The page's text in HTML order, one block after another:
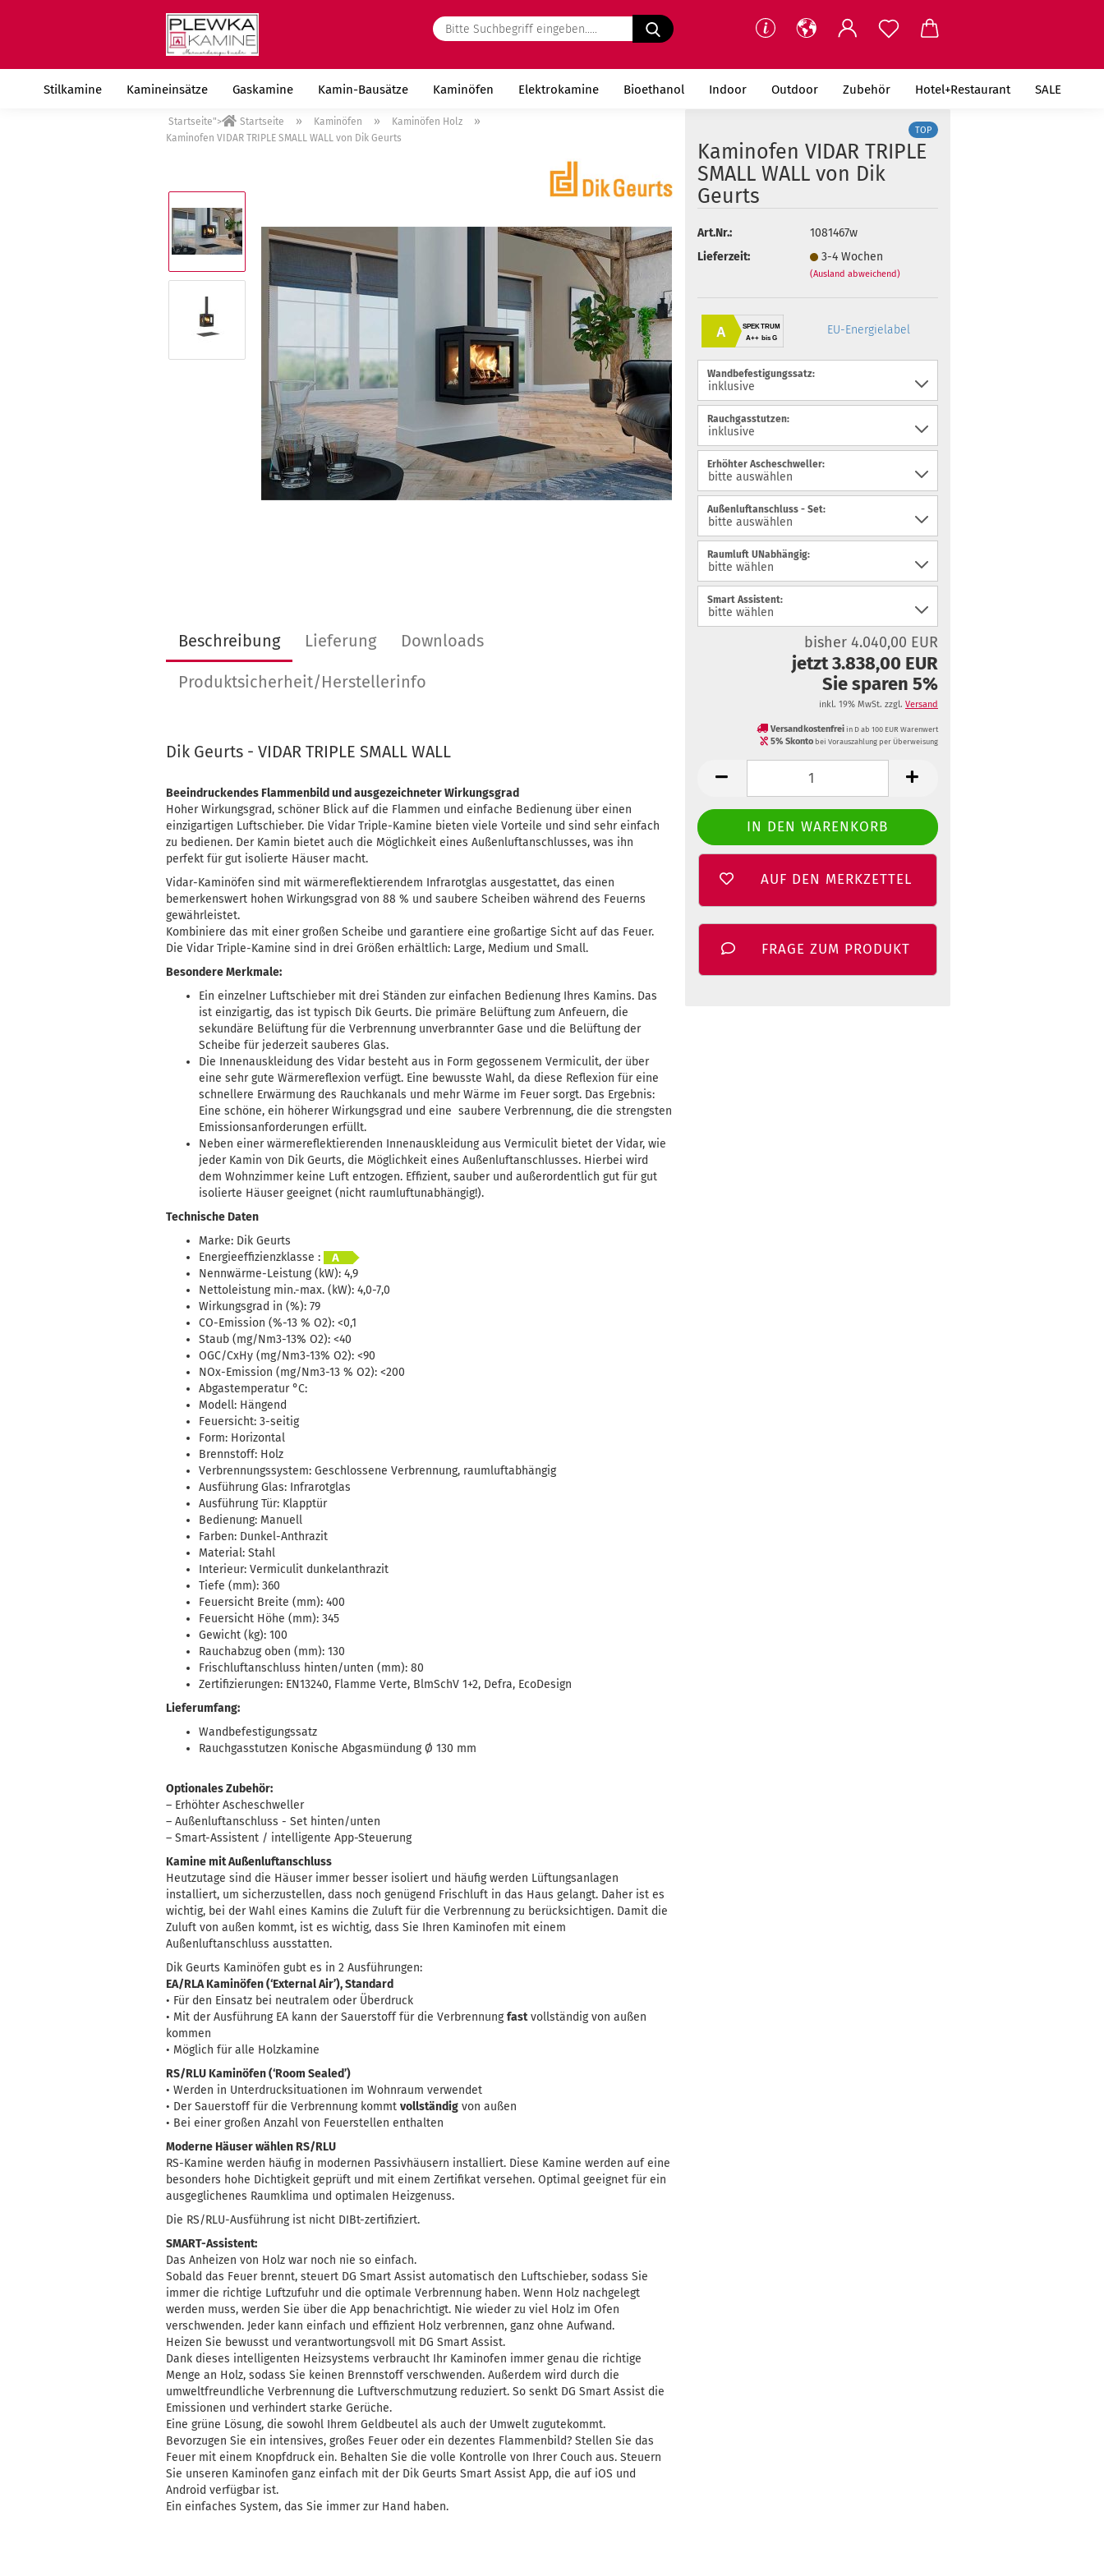
Bitte
Suchbegriff
Stilkamine Kamineinsätze Gaskamine Kamin-Bausätze Kaminöfen Elektrokamine Bioethanol Indoor Outdoor Zubehör Hotel+Restaurant SALE
Startseite"> Startseite » Kaminöfen » Kaminöfen Holz »
Kaminofen VIDAR TRIPLE SMALL WALL von Dik Geurts
TOP
Kaminofen VIDAR TRIPLE
SMALL WALL von Dik
Geurts
Art.Nr.:
1081467w
Lieferzeit:
3-4 Wochen
(Ausland abweichend)
A
SPEKTRUM
A++ bis G
EU-Energielabel
Wandbefestigungssatz:
Rauchgasstutzen:
Erhöhter Ascheschweller:
Außenluftanschluss - Set:
Raumluft UNabhängig:
Smart Assistent:
bisher 4.040,00 EUR
jetzt 3.838,00 EUR
Sie sparen 5%
inkl. 19% MwSt. zzgl. Versand
Versandkostenfrei in D ab 100 EUR Warenwert
5% Skonto bei Vorauszahlung per Überweisung
AUF DEN MERKZETTEL
FRAGE ZUM PRODUKT
Beschreibung Lieferung Downloads
Produktsicherheit/Herstellerinfo
Dik Geurts - VIDAR TRIPLE SMALL WALL
Beeindruckendes Flammenbild und ausgezeichneter Wirkungsgrad
Hoher Wirkungsgrad, schöner Blick auf die Flammen und einfache Bedienung über einen
einzigartigen Luftschieber. Die Vidar Triple-Kamine bieten viele Vorteile und sind sehr einfach
zu bedienen. Der Kamin bietet auch die Möglichkeit eines Außenluftanschlusses, was ihn
perfekt für gut isolierte Häuser macht.
Vidar-Kaminöfen sind mit wärmereflektierendem Infrarotglas ausgestattet, das einen
bemerkenswert hohen Wirkungsgrad von 88 % und saubere Scheiben während des Feuerns
gewährleistet.
Kombiniere das mit einer großen Scheibe und garantiere eine großartige Sicht auf das Feuer.
Die Vidar Triple-Kamine sind in drei Größen erhältlich: Large, Medium und Small.
Besondere Merkmale:
Ein einzelner Luftschieber mit drei Ständen zur einfachen Bedienung Ihres Kamins. Das
ist einzigartig, das ist typisch Dik Geurts. Die primäre Belüftung zum Anfeuern, die
sekundäre Belüftung für die Verbrennung unverbrannter Gase und die Belüftung der
Scheibe für jederzeit sauberes Glas.
Die Innenauskleidung des Vidar besteht aus in Form gegossenem Vermiculit, der über
eine sehr gute Wärmereflexion verfügt. Eine bewusste Wahl, da diese Reflexion für eine
schnellere Erwärmung des Rauchkanals und mehr Wärme im Feuer sorgt. Das Ergebnis:
Eine schöne, ein höherer Wirkungsgrad und eine saubere Verbrennung, die die strengsten
Emissionsanforderungen erfüllt.
Neben einer wärmereflektierenden Innenauskleidung aus Vermiculit bietet der Vidar, wie
jeder Kamin von Dik Geurts, die Möglichkeit eines Außenluftanschlusses. Hierbei wird
dem Wohnzimmer keine Luft entzogen. Effizient, sauber und außerordentlich gut für gut
isolierte Häuser geeignet (nicht raumluftunabhängig!).
Technische Daten
Marke: Dik Geurts
Energieeffizienzklasse :
Nennwärme-Leistung (kW): 4,9
Nettoleistung min.-max. (kW): 4,0-7,0
Wirkungsgrad in (%): 79
CO-Emission (%-13 % O2): <0,1
Staub (mg/Nm3-13% O2): <40
OGC/CxHy (mg/Nm3-13% O2): <90
NOx-Emission (mg/Nm3-13 % O2): <200
Abgastemperatur °C:
Modell: Hängend
Feuersicht: 3-seitig
Form: Horizontal
Brennstoff: Holz
Verbrennungssystem: Geschlossene Verbrennung, raumluftabhängig
Ausführung Glas: Infrarotglas
Ausführung Tür: Klapptür
Bedienung: Manuell
Farben: Dunkel-Anthrazit
Material: Stahl
Interieur: Vermiculit dunkelanthrazit
Tiefe (mm): 360
Feuersicht Breite (mm): 400
Feuersicht Höhe (mm): 345
Gewicht (kg): 100
Rauchabzug oben (mm): 130
Frischluftanschluss hinten/unten (mm): 80
Zertifizierungen: EN13240, Flamme Verte, BlmSchV 1+2, Defra, EcoDesign
Lieferumfang:
Wandbefestigungssatz
Rauchgasstutzen Konische Abgasmündung Ø 130 mm
Optionales Zubehör:
– Erhöhter Ascheschweller
– Außenluftanschluss - Set hinten/unten
– Smart-Assistent / intelligente App-Steuerung
Kamine mit Außenluftanschluss
Heutzutage sind die Häuser immer besser isoliert und häufig werden Lüftungsanlagen
installiert, um sicherzustellen, dass noch genügend Frischluft in das Haus gelangt. Daher ist es
wichtig, bei der Wahl eines Kamins die Zuluft für die Verbrennung zu berücksichtigen. Damit die
Zuluft von außen kommt, ist es wichtig, dass Sie Ihren Kaminofen mit einem
Außenluftanschluss ausstatten.
Dik Geurts Kaminöfen gubt es in 2 Ausführungen:
EA/RLA Kaminöfen (‘External Air’), Standard
• Für den Einsatz bei neutralem oder Überdruck
• Mit der Ausführung EA kann der Sauerstoff für die Verbrennungfastvollständig von außen
kommen
• Möglich für alle Holzkamine
RS/RLU Kaminöfen (‘Room Sealed’)
• Werden in Unterdrucksituationen im Wohnraum verwendet
• Der Sauerstoff für die Verbrennung kommt vollständig von außen
• Bei einer großen Anzahl von Feuerstellen enthalten
Moderne Häuser wählen RS/RLU
RS-Kamine werden häufig in modernen Passivhäusern installiert. Diese Kamine werden auf eine
besonders hohe Dichtigkeit geprüft und mit einem Zertifikat versehen. Optimal geeignet für ein
ausgeglichenes Raumklima und optimalen Heizgenuss.
Die RS/RLU-Ausführung ist nicht DIBt-zertifiziert.
SMART-Assistent:
Das Anheizen von Holz war noch nie so einfach.
Sobald das Feuer brennt, steuert DG Smart Assist automatisch den Luftschieber, sodass Sie
immer die richtige Luftzufuhr und die optimale Verbrennung haben. Wenn Holz nachgelegt
werden muss, werden Sie über die App benachrichtigt. Nie wieder zu viel Holz im Ofen
verschwenden. Jeder kann einfach und effizient Holz verbrennen, ganz ohne Aufwand.
Heizen Sie bewusst und verantwortungsvoll mit DG Smart Assist.
Dank dieses intelligenten Heizsystems verbraucht Ihr Kaminofen immer genau die richtige
Menge an Holz, sodass Sie keinen Brennstoff verschwenden. Außerdem wird durch die
umweltfreundliche Verbrennung die Luftverschmutzung reduziert. So senkt DG Smart Assist die
Emissionen und verhindert starke Gerüche.
Eine grüne Lösung, die sowohl Ihrem Geldbeutel als auch der Umwelt zugutekommt.
Bevorzugen Sie ein intensives, großes Feuer oder ein dezentes Flammenbild? Stellen Sie das
Feuer mit einem Knopfdruck ein. Behalten Sie die volle Kontrolle von Ihrer Couch aus. Steuern
Sie unseren Kaminofen ganz einfach mit der Dik Geurts Smart Assist App, die auf iOS und
Android verfügbar ist.
Ein einfaches System, das Sie immer zur Hand haben.